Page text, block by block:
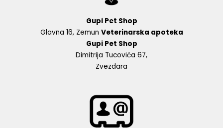
Gupi Pet Shop
Glavna 16, Zemun Veterinarska apoteka
Gupi Pet Shop
Dimitrija Tucovića 67,
Zvezdara